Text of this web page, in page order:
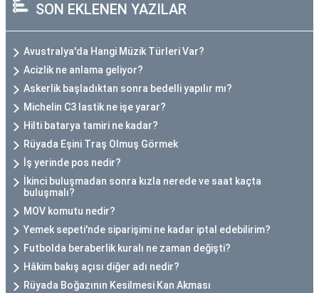
SON EKLENEN YAZILAR
Avustralya'da Hangi Müzik Türleri Var?
Acizlik ne anlama geliyor?
Askerlik başladıktan sonra bedelli yapılır mı?
Michelin C3 lastik ne işe yarar?
Hilti batarya tamiri ne kadar?
Rüyada Eşini Traş Olmuş Görmek
İş yerinde pos nedir?
İkinci buluşmadan sonra kızla nerede ve saat kaçta
buluşmalı?
MOV komutu nedir?
Yemek sepeti'nde siparişimi ne kadar iptal edebilirim?
Futbolda beraberlik kuralı ne zaman değişti?
Hâkim bakış açısı diğer adı nedir?
Rüyada Boğazının Kesilmesi Kan Akması